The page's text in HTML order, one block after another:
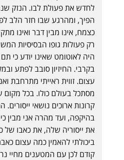
לחדש את פעולת לבו. הנזק
הפיך, ומהרגע שבו חזר הלב
כצמח, אינו מבין דבר ואינו
רק פעולות גופו הבסיסיות
היה לאוטומט שאינו יודע כי
בקרבי. החיזיון סובב לפתע
עצום. זווית ראייתי מתרחבת
מסתכל בעולם כולו. בכל מקום
קרונות ארוכים נושאי
בהיקפה, ועד מהרה אני מבין
את ייסוריה שלה, את כאבו של
ביכולתי להאמין כמה עצום
קודם לכן עם המטענים מחיי